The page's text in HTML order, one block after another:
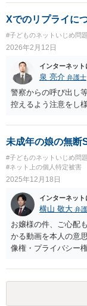
いでしょう。意見照
ばと存じます。 ただ
Xでのリプライに
#子どものネットいじめ問題
2026年2月12日
インターネッ
泉 亮介 弁護士
警察からの呼び出し
控えるよう注意をし
未成年の娘の無断
#子どものネットいじめ問題
#ネット上の個人特定被害
2025年12月18日
インターネッ
横山 敬大 弁
お嬢様の件、ご心配
かる動画を本人の意
像権・プライバシー
住所等を特定し、弁
稿禁止、慰謝料等の
請求等により投稿者